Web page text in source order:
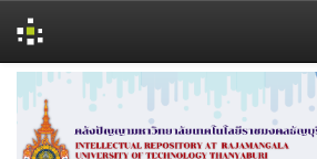
navigation